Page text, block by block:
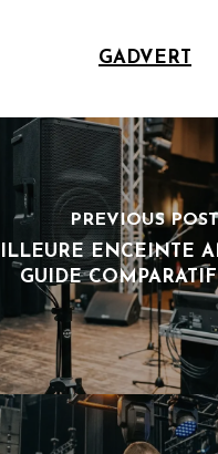
GADVERT
PREVIOUS
ENCEINTE
GUIDE